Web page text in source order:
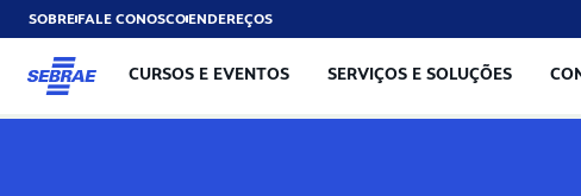
SOBREFALE CONOSCOENDEREÇOS
CURSOS E EVENTOS SERVIÇOS E SOLUÇÕES